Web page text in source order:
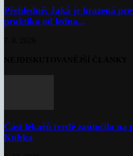
Přehledně: Jaká je hrazená
praktika od ledna...
Část lékařů tvrdě zaútočila na
Kubka